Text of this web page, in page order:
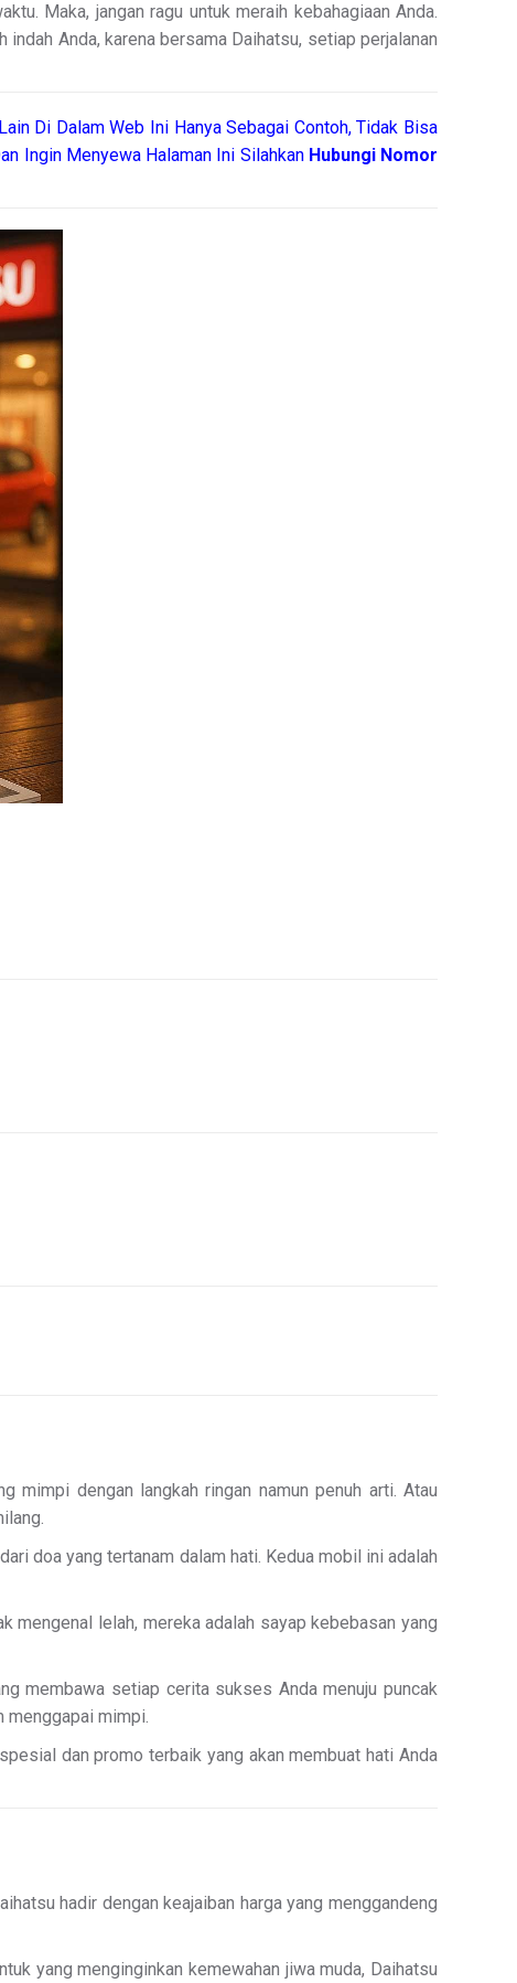
Maka, jangan ragu untuk meraih kebahagiaan Anda.
Anda, karena bersama Daihatsu, setiap perjalanan
Di Dalam Web Ini Hanya Sebagai Contoh, Tidak Bisa
Ingin Menyewa Halaman Ini Silahkan Hubungi Nomor
mimpi dengan langkah ringan namun penuh arti. Atau
doa yang tertanam dalam hati. Kedua mobil ini adalah
mengenal lelah, mereka adalah sayap kebebasan yang
membawa setiap cerita sukses Anda menuju puncak
menggapai mimpi.
dan promo terbaik yang akan membuat hati Anda
hadir dengan keajaiban harga yang menggandeng
yang menginginkan kemewahan jiwa muda, Daihatsu